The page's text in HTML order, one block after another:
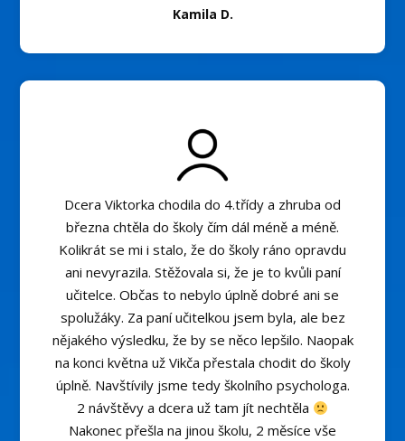
Kamila D.
Dcera Viktorka chodila do 4.třídy a zhruba od
března chtěla do školy čím dál méně a méně.
Kolikrát se mi i stalo, že do školy ráno opravdu
ani nevyrazila. Stěžovala si, že je to kvůli paní
učitelce. Občas to nebylo úplně dobré ani se
spolužáky. Za paní učitelkou jsem byla, ale bez
nějakého výsledku, že by se něco lepšilo. Naopak
na konci května už Vikča přestala chodit do školy
úplně. Navštívily jsme tedy školního psychologa.
2 návštěvy a dcera už tam jít nechtěla
Nakonec přešla na jinou školu, 2 měsíce vše